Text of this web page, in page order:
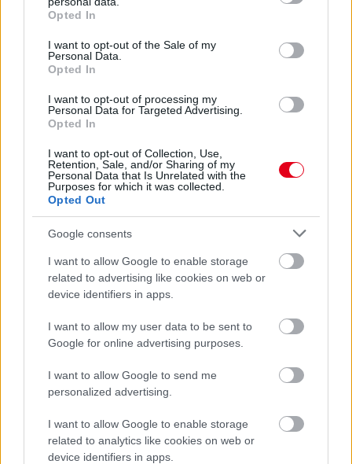
grant or deny consent to Google and its third-party tags to
use your data for below specified purposes in below Google
consent section.
Opted In
I want to opt-out of the Sale of my
Personal Data.
Opted In
I want to opt-out of processing my
Personal Data for Targeted Advertising.
Opted In
I want to opt-out of Collection, Use,
Retention, Sale, and/or Sharing of my
Personal Data that Is Unrelated with the
Purposes for which it was collected.
Opted Out
Google consents
I want to allow Google to enable storage
related to advertising like cookies on web or
device identifiers in apps.
I want to allow my user data to be sent to
Google for online advertising purposes.
I want to allow Google to send me
personalized advertising.
I want to allow Google to enable storage
related to analytics like cookies on web or
device identifiers in apps.
A monacói pilótát Abu Dhabiból hazatérve tesztelték pozitív
megfertőződött: szerencséjére egyik betegség sem volt
hatással szezonjára.
előző hírek
Hallgasd meg a Formula Podcast
legfrissebb adását!
Kövess minket a Facebookon
Parc Fermé
10 órája
MotoGP: Bezzecchi közel egy másodpercet javított a